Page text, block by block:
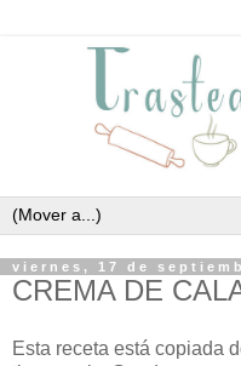
viernes, 17 de
CREMA DE
Esta receta está copiada